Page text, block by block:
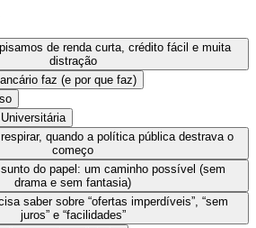
de renda curta, crédito fácil e muita
distração
faz (e por que faz)
quando a política pública destrava o
começo
do papel: um caminho possível (sem
drama e sem fantasia)
saber sobre “ofertas imperdíveis”, “sem
juros” e “facilidades”